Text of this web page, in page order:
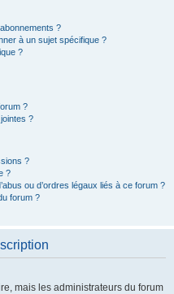
?
à un sujet spécifique ?
?
?
?
?
?
ou d’ordres légaux liés à ce forum ?
forum ?
mais les administrateurs du forum